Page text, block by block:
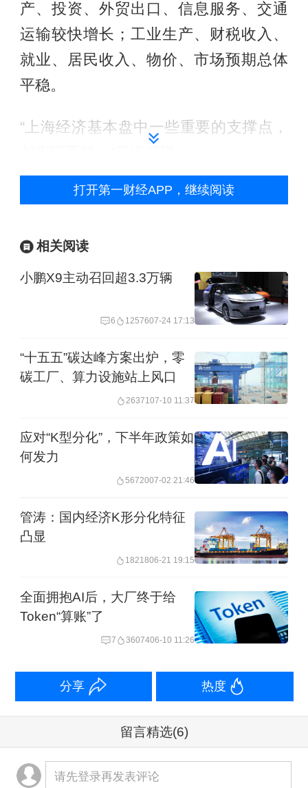
产、投资、外贸出口、信息服务、交通
运输较快增长；工业生产、财税收入、
就业、居民收入、物价、市场预期总体
平稳。
“上海经济基本盘中一些重要的支撑点，
具体来看，一季度上海金融业增加值增
场稳中有升，一季度上交所股票成交额
同比增长39.3%，上海地区证券营业部
成交额（不含回购）增长56.1%。
度市场化新建商品住房成交面积增长
10.5%，二手房市场也持续升温，二手
续6个月超过1.5万套荣枯线，其中3月份
达到2.7万套，创2021年以来同期新高。
指数分别环比上涨0.7%和0.4%。
此外，上海一季度信息传输、软件和信
息服务业营业收入、利润分别增长
13.2%和94.6%，集成电路设计行业增长
一季度，上海第三产业增加值占上海
GDP的比重达到了80.8%。马海倩说，
稳开局的重要保障。
打开第一财经APP，继续阅读
相关阅读
小鹏X9主动召回超3.3万辆
6 1257607-24 17:13
“十五五”碳达峰方案出炉，零
碳工厂、算力设施站上风口
2637107-10 11:37
应对“K型分化”，下半年政策如
何发力
5672007-02 21:46
管涛：国内经济K形分化特征
凸显
1821806-21 19:15
全面拥抱AI后，大厂终于给
Token“算账”了
7 3607406-10 11:26
分享 热度
留言精选(6)
请先登录再发表评论